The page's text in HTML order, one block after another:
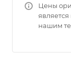
Цены
нашим